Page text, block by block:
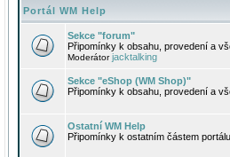
Portál WM Help
Sekce "forum"
Připomínky k obsahu, provedení a
Moderátorjacktalking
Sekce "eShop (WM Shop)"
Připomínky k obsahu, provedení a
Ostatní WM Help
Připomínky k ostatním částem